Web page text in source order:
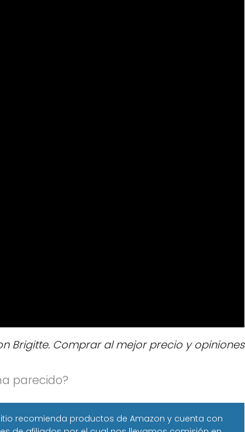
Brigitte. Comprar al mejor precio y opiniones
parecido?
recomienda productos de Amazon y cuenta con